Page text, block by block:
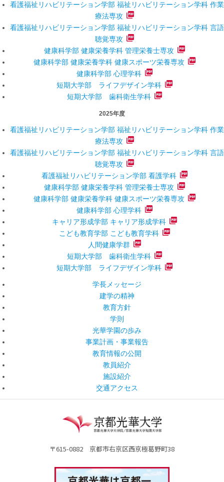
看護福祉リハビリテーション学部 福祉リハビリテーション学科 作業
療法専攻
看護福祉リハビリテーション学部 福祉リハビリテーション学科 言語
聴覚専攻
健康科学部 健康栄養学科 管理栄養士専攻
健康科学部 健康栄養学科 健康スポーツ栄養専攻
健康科学部 心理学科
短期大学部 ライフデザイン学科
短期大学部 歯科衛生学科
2025年度
看護福祉リハビリテーション学部 福祉リハビリテーション学科 作業
療法専攻
看護福祉リハビリテーション学部 福祉リハビリテーション学科 言語
聴覚専攻
看護福祉リハビリテーション学部 看護学科
健康科学部 健康栄養学科 管理栄養士専攻
健康科学部 健康栄養学科 健康スポーツ栄養専攻
健康科学部 心理学科
キャリア形成学部 キャリア形成学科
こども教育学部 こども教育学科
人間健康学群
短期大学部 歯科衛生学科
短期大学部 ライフデザイン学科
学長メッセージ
建学の精神
教育方針
学則
光華学園の歩み
事業計画・事業報告
教育情報の公開
教員紹介
施設紹介
交通アクセス
〒615-0882 京都市右京区西京極葛野町38